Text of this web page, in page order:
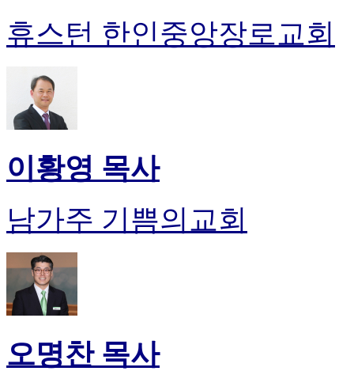
휴스턴 한인중앙장로교회
이황영 목사
남가주 기쁨의교회
오명찬 목사